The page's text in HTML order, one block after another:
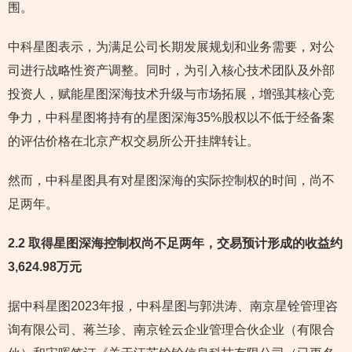
围。
中科星图表示，为满足公司长期发展规划和业务需要，对公
司进行战略性资产调整。同时，为引入核心技术团队及外部
投资人，赋能星图深海技术升级与市场拓展，增强其核心竞
争力，中科星图将持有的星图深海35%股权以不低于经备案
的评估价格在北京产权交易所公开挂牌转让。
然而，中科星图具有对星图深海的实际控制权的时间，尚不
足两年。
2.2 取得星图深海控制权尚不足两年，交易预计形成的收益约
3,624.98万元
据中科星图2023年报，中科星图与郭洪涛、南京星铨管理咨
询有限公司、蒋兰珍、南京铨云企业管理合伙企业（有限合